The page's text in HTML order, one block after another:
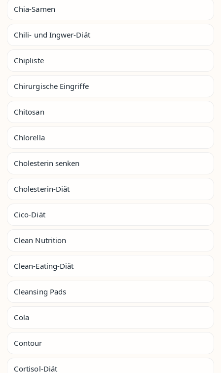
Chia-Samen
Chili- und Ingwer-Diät
Chipliste
Chirurgische Eingriffe
Chitosan
Chlorella
Cholesterin senken
Cholesterin-Diät
Cico-Diät
Clean Nutrition
Clean-Eating-Diät
Cleansing Pads
Cola
Contour
Cortisol-Diät